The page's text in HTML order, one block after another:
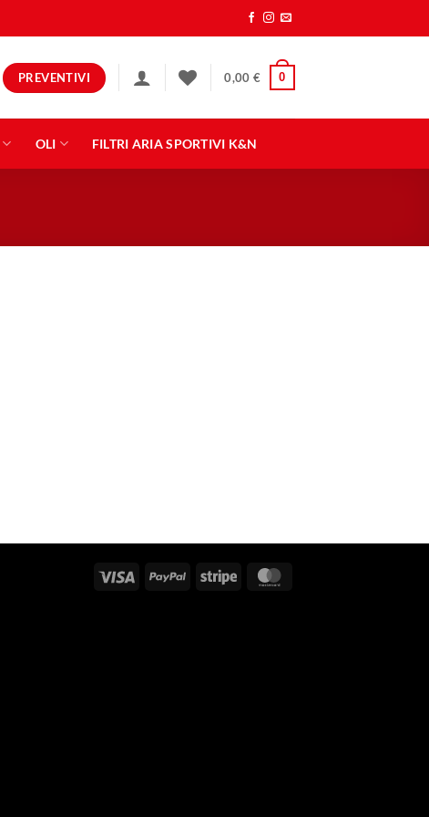
PREVENTIVI 0,00 € 0
OLI FILTRI ARIA SPORTIVI K&N
Visa PayPal Stripe